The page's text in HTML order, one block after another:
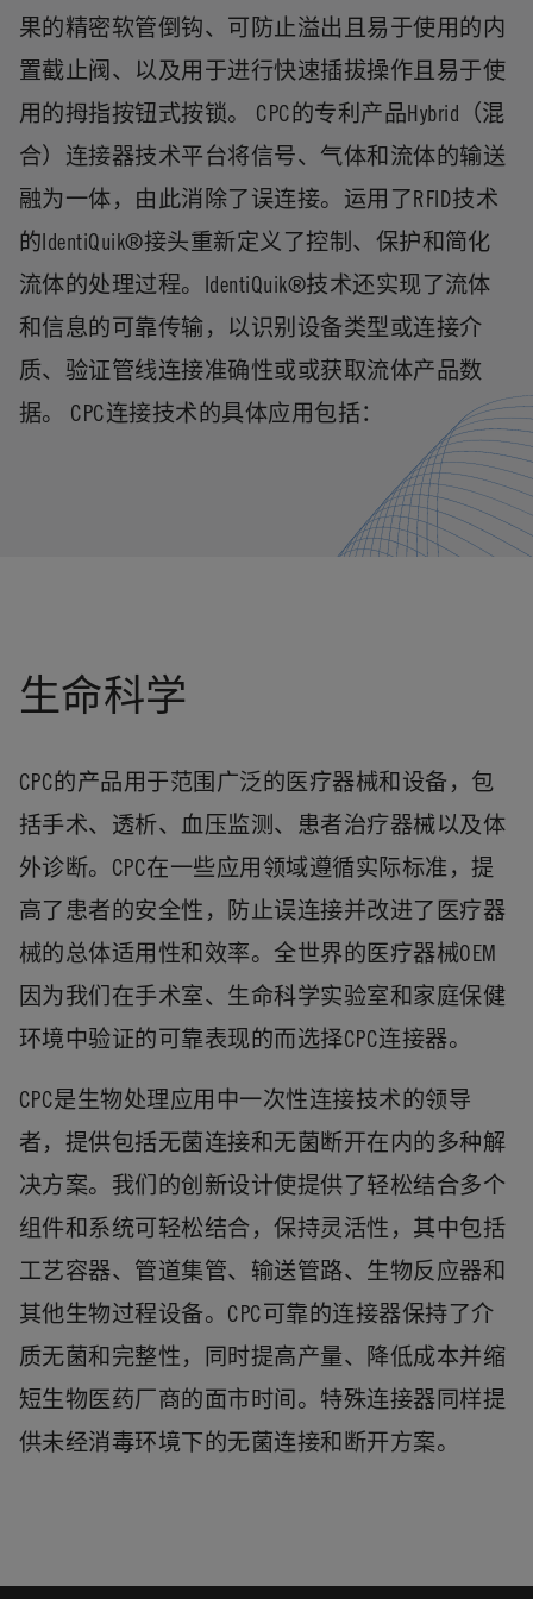
果的精密软管倒钩、可防止溢出且易于使用的内
置截止阀、以及用于进行快速插拔操作且易于使
用的拇指按钮式按锁。 CPC的专利产品Hybrid（混
合）连接器技术平台将信号、气体和流体的输送
融为一体，由此消除了误连接。运用了RFID技术
的IdentiQuik®接头重新定义了控制、保护和简化
流体的处理过程。IdentiQuik®技术还实现了流体
和信息的可靠传输，以识别设备类型或连接介
质、验证管线连接准确性或或获取流体产品数
据。 CPC连接技术的具体应用包括：
生命科学
CPC的产品用于范围广泛的医疗器械和设备，包
括手术、透析、血压监测、患者治疗器械以及体
外诊断。CPC在一些应用领域遵循实际标准，提
高了患者的安全性，防止误连接并改进了医疗器
械的总体适用性和效率。全世界的医疗器械OEM
因为我们在手术室、生命科学实验室和家庭保健
环境中验证的可靠表现的而选择CPC连接器。
CPC是生物处理应用中一次性连接技术的领导
者，提供包括无菌连接和无菌断开在内的多种解
决方案。我们的创新设计使提供了轻松结合多个
组件和系统可轻松结合，保持灵活性，其中包括
工艺容器、管道集管、输送管路、生物反应器和
其他生物过程设备。CPC可靠的连接器保持了介
质无菌和完整性，同时提高产量、降低成本并缩
短生物医药厂商的面市时间。特殊连接器同样提
供未经消毒环境下的无菌连接和断开方案。